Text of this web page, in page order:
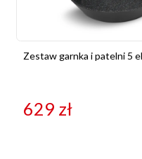
Zestaw garnka i patelni 5
629 zł